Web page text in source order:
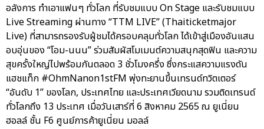
อลังการ ทำเอาแฟนๆ ทั่วโลก ที่รับชมแบบ On Stage และรับชมแบบ
Live Streaming ผ่านทาง “TTM LIVE” (Thaiticketmajor
Live) ที่สามารถรองรับผู้ชมได้ครอบคลุมทั่วโลก ได้เข้าสู่เมืองอันแสน
อบอุ่นของ “โอม-นนน” ร่วมสัมผัสโมเมนต์ความสนุกสุดฟิน และความ
สุขครั้งใหญ่ไปพร้อมกันตลอด 3 ชั่วโมงครึ่ง ซึ่งกระแสความแรงดัน
แฮชแท็ก #OhmNanon1stFM พุ่งทะยานขึ้นเทรนด์ทวิตเตอร์
“อันดับ 1” ของโลก, ประเทศไทย และประเทศเวียดนาม รวมติดเทรนด์
ทั่วโลกถึง 13 ประเทศ เมื่อวันเสาร์ที่ 6 สิงหาคม 2565 ณ ยูเนี่ยน
ฮอลล์ ชั้น F6 ศูนย์การค้ายูเนี่ยน มอลล์